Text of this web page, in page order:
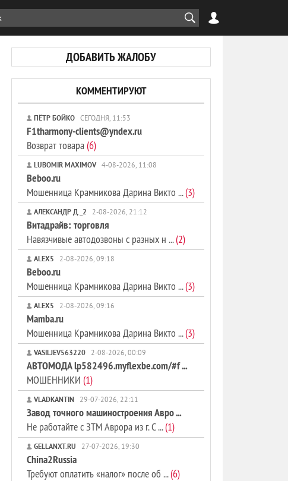
ДОБАВИТЬ ЖАЛОБУ
КОММЕНТИРУЮТ
ПЁТР БОЙКО СЕГОДНЯ, 11:53
F1tharmony-clients@yndex.ru
Возврат товара(6)
LUBOMIR MAXIMOV 4-08-2026, 11:08
Beboo.ru
Мошенница Крамникова Дарина Викто ...(3)
АЛЕКСАНДР Д._2 2-08-2026, 21:12
Витадрайв: торговля
Навязчивые автодозвоны с разных н ...(2)
ALEX5 2-08-2026, 09:18
Beboo.ru
Мошенница Крамникова Дарина Викто ...(3)
ALEX5 2-08-2026, 09:16
Mamba.ru
Мошенница Крамникова Дарина Викто ...(3)
VASILJEV563220 2-08-2026, 00:09
АВТОМОДА lp582496.myflexbe.com/#f ...
МОШЕННИКИ (1)
VLADKANTIN 29-07-2026, 22:11
Завод точного машиностроения Авро ...
Не работайте с ЗТМ Аврора из г. С ...(1)
GELLANXT.RU 27-07-2026, 19:30
China2Russia
Требуют оплатить «налог» после об ...(6)